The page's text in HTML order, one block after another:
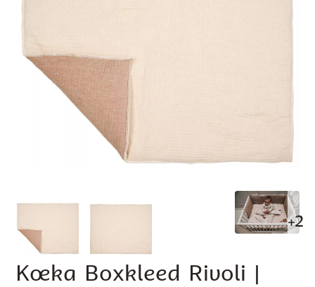
+2
Koeka Boxkleed Rivoli |